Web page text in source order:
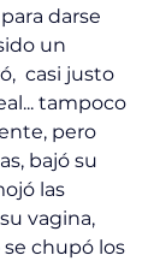
darse
un
casi justo
tampoco
pero
bajó su
las
vagina,
chupó los